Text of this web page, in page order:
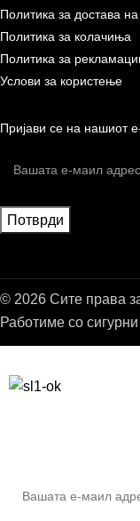
Политика за достава
Политика за колачиња
Политика за
Услови за користење
Пријави се на нашиот
© 2026 Сите права
Работиме со